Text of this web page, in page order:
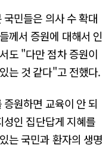
민들은 의사 수 확대
께서 증원에 대해서 인
도 "다만 점차 증원이
는 것 같다"고 전했다.
원하면 교육이 안 되
성인 집단답게 지혜를
는 국민과 환자의 생명